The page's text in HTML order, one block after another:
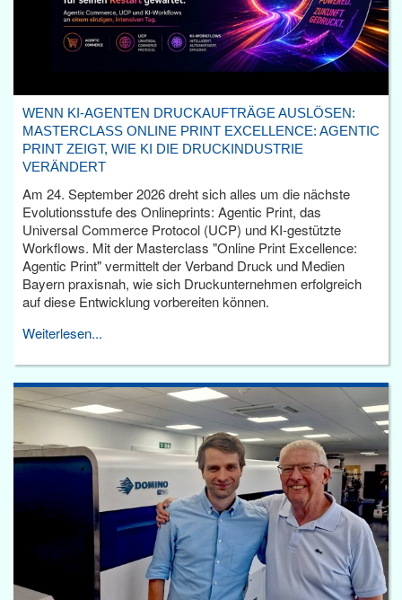
WENN KI-AGENTEN DRUCKAUFTRÄGE AUSLÖSEN:
MASTERCLASS ONLINE PRINT EXCELLENCE: AGENTIC
PRINT ZEIGT, WIE KI DIE DRUCKINDUSTRIE
VERÄNDERT
Am 24. September 2026 dreht sich alles um die nächste
Evolutionsstufe des Onlineprints: Agentic Print, das
Universal Commerce Protocol (UCP) und KI-gestützte
Workflows. Mit der Masterclass "Online Print Excellence:
Agentic Print" vermittelt der Verband Druck und Medien
Bayern praxisnah, wie sich Druckunternehmen erfolgreich
auf diese Entwicklung vorbereiten können.
Weiterlesen...